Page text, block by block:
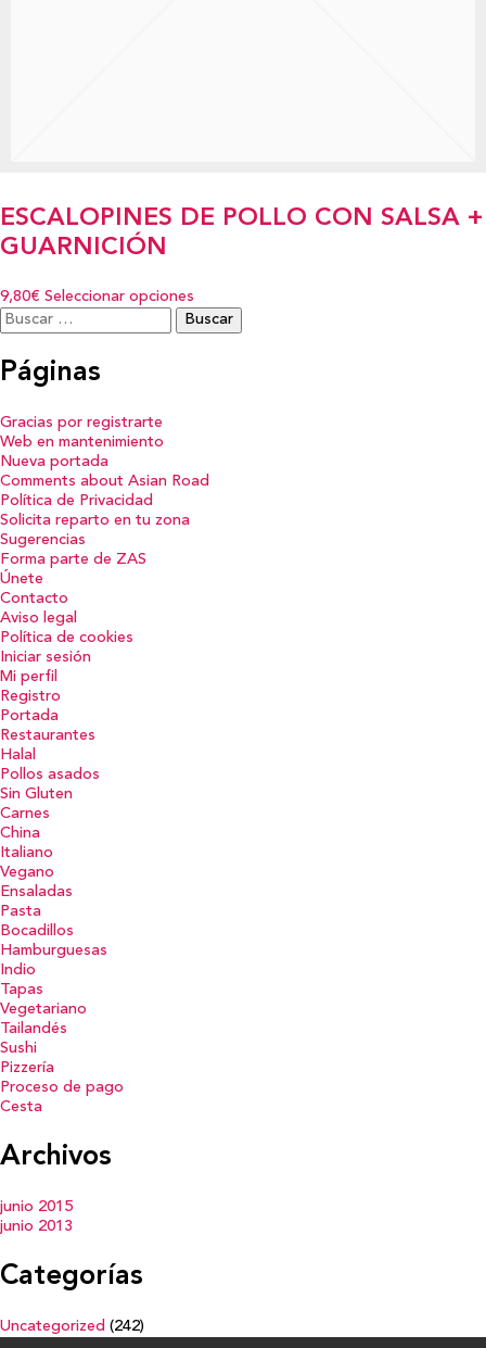
ESCALOPINES DE POLLO CON SALSA +
GUARNICIÓN
9,80€ Seleccionar opciones
Buscar:
Páginas
Gracias por registrarte
Web en mantenimiento
Nueva portada
Comments about Asian Road
Política de Privacidad
Solicita reparto en tu zona
Sugerencias
Forma parte de ZAS
Únete
Contacto
Aviso legal
Política de cookies
Iniciar sesión
Mi perfil
Registro
Portada
Restaurantes
Halal
Pollos asados
Sin Gluten
Carnes
China
Italiano
Vegano
Ensaladas
Pasta
Bocadillos
Hamburguesas
Indio
Tapas
Vegetariano
Tailandés
Sushi
Pizzería
Proceso de pago
Cesta
Archivos
junio 2015
junio 2013
Categorías
Uncategorized (242)